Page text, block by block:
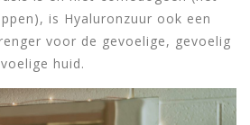
is Hyaluronzuur ook een
voor de gevoelige, gevoelig
huid.